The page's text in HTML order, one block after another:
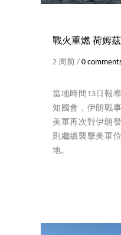
戰火重燃 荷姆
2 周前 / 0
當地時間13日報
知國會，伊朗戰
美軍再次對伊朗
則繼續襲擊美軍
地。